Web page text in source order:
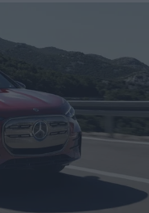
empieza a
ves lo que